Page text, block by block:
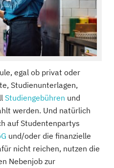
egal ob privat oder
Studienunterlagen,
Studiengebühren und
werden. Und natürlich
auf Studentenpartys
und/oder die finanzielle
nicht reichen, nutzen die
Nebenjob zur